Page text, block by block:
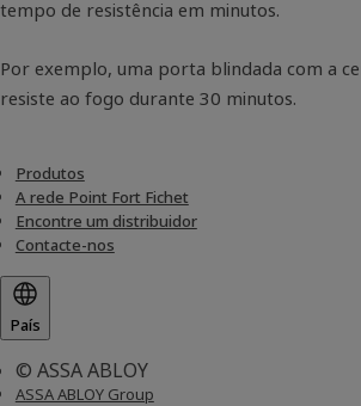
tempo de resistência em minutos.
Por exemplo, uma porta blindada com a
resiste ao fogo durante 30 minutos.
Produtos
A rede Point Fort Fichet
Encontre um distribuidor
Contacte-nos
País
© ASSA ABLOY
ASSA ABLOY Group